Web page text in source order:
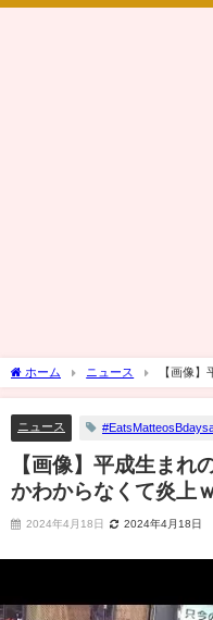
ホーム ニュース
【画像
なくて炎上ｗｗｗｗｗ
ニュース
【画像】平成生まれ
かわからなくて炎上
2024年4月18日 2024年4月18日